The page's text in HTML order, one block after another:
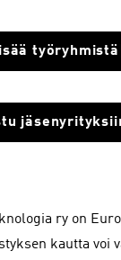
työryhmistä
ry on
kautta voi